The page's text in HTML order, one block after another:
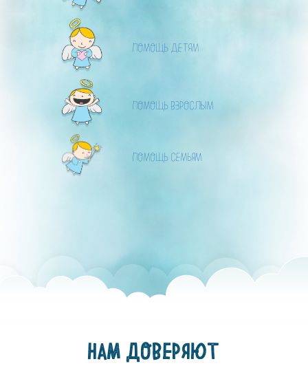
ПОМОЩЬ ДЕТЯМ
ПОМОЩЬ ВЗРОСЛЫМ
ПОМОЩЬ СЕМЬЯМ
НАМ ДОВЕРЯЮТ